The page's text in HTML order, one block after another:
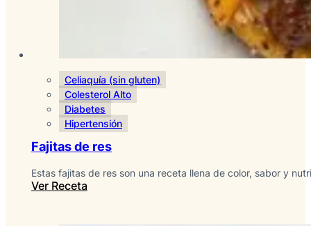
Celiaquía (sin gluten)
Colesterol Alto
Diabetes
Hipertensión
Fajitas de res
Estas fajitas de res son una receta llena de color, sabor y
Ver Receta